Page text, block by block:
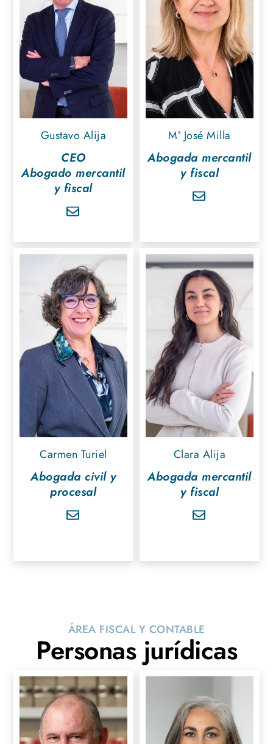
Gustavo Alija
CEO
Abogado mercantil
y fiscal
Mª José Milla
Abogada mercantil
y fiscal
Carmen Turiel
Abogada civil y
procesal
Clara Alija
Abogada mercantil
y fiscal
ÁREA FISCAL Y CONTABLE
Personas jurídicas